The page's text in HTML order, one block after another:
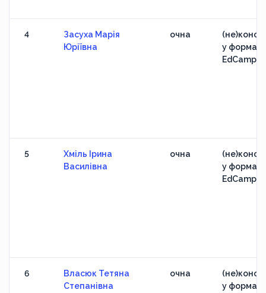
4
Засуха Марія
Юріївна
очна
у форматі
EdCamp
5
Хміль Ірина
Василівна
очна
у форматі
EdCamp
6
Власюк Тетяна
Степанівна
очна
у форматі